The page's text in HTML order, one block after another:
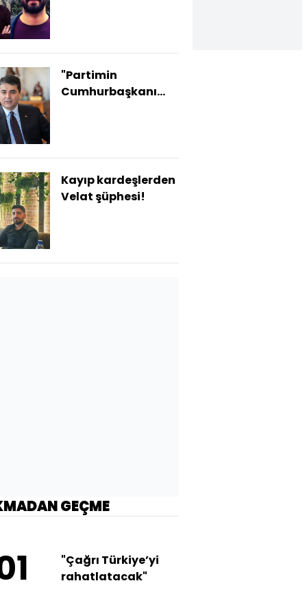
"Partimin
Cumhurbaşkanı
Kayıp kardeşlerden
Velat şüphesi!
GEÇME
"Çağrı Türkiye’yi
rahatlatacak"